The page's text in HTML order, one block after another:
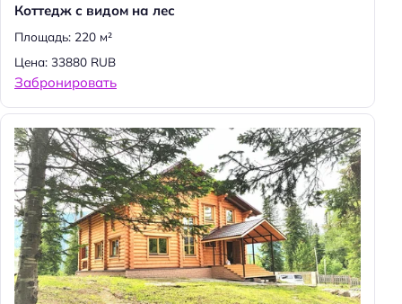
Коттедж с видом на лес
Площадь: 220 м²
Цена: 33880 RUB
Забронировать